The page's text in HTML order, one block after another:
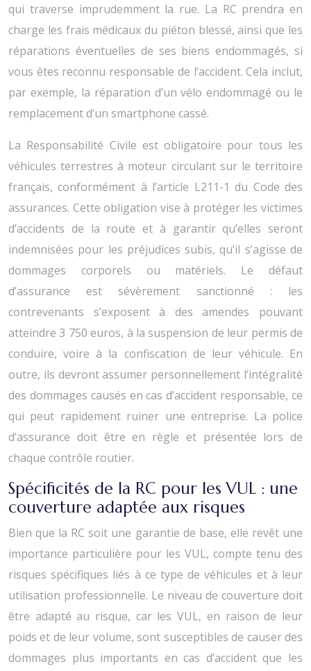
qui traverse imprudemment la rue. La RC prendra en
charge les frais médicaux du piéton blessé, ainsi que les
réparations éventuelles de ses biens endommagés, si
vous êtes reconnu responsable de l’accident. Cela inclut,
par exemple, la réparation d’un vélo endommagé ou le
remplacement d’un smartphone cassé.
La Responsabilité Civile est obligatoire pour tous les
véhicules terrestres à moteur circulant sur le territoire
français, conformément à l’article L211-1 du Code des
assurances. Cette obligation vise à protéger les victimes
d’accidents de la route et à garantir qu’elles seront
indemnisées pour les préjudices subis, qu’il s’agisse de
dommages corporels ou matériels. Le défaut
d’assurance est sévèrement sanctionné : les
contrevenants s’exposent à des amendes pouvant
atteindre 3 750 euros, à la suspension de leur permis de
conduire, voire à la confiscation de leur véhicule. En
outre, ils devront assumer personnellement l’intégralité
des dommages causés en cas d’accident responsable, ce
qui peut rapidement ruiner une entreprise. La police
d’assurance doit être en règle et présentée lors de
chaque contrôle routier.
Spécificités de la RC pour les VUL : une
couverture adaptée aux risques
Bien que la RC soit une garantie de base, elle revêt une
importance particulière pour les VUL, compte tenu des
risques spécifiques liés à ce type de véhicules et à leur
utilisation professionnelle. Le niveau de couverture doit
être adapté au risque, car les VUL, en raison de leur
poids et de leur volume, sont susceptibles de causer des
dommages plus importants en cas d’accident que les